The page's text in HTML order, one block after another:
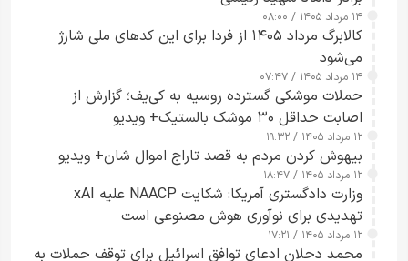
۱۴ مرداد ۱۴۰۵ / ۰۸:۰۰
کالابرگ مرداد ۱۴۰۵ از فردا برای این کدهای ملی شارژ
می‌شود
۱۴ مرداد ۱۴۰۵ / ۰۷:۴۷
حملات موشکی گسترده روسیه به کی‌یف؛ گزارش از
اصابت حداقل ۳۰ موشک بالستیک+ ویدیو
۱۲ مرداد ۱۴۰۵ / ۱۹:۳۲
بیهوش کردن مردم به قصد تاراج اموال شان+ ویدیو
۱۲ مرداد ۱۴۰۵ / ۱۸:۴۷
وزارت دادگستری آمریکا: شکایت NAACP علیه xAI
تهدیدی برای نوآوری هوش مصنوعی است
۱۲ مرداد ۱۴۰۵ / ۱۷:۲۱
محمد دحلان ادعای توافق اسرائیل برای توقف حملات به